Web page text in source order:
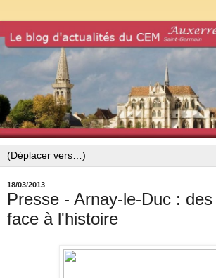
18/03/2013
Presse - Arnay-le-Duc :
face à l'histoire